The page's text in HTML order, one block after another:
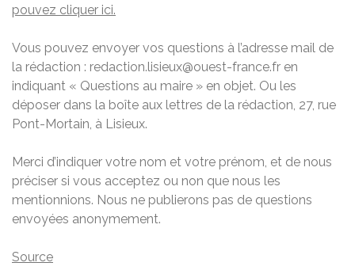
pouvez cliquer ici.
Vous pouvez envoyer vos questions à l’adresse mail de
la rédaction : redaction.lisieux@ouest-france.fr en
indiquant « Questions au maire » en objet. Ou les
déposer dans la boîte aux lettres de la rédaction, 27, rue
Pont-Mortain, à Lisieux.
Merci d’indiquer votre nom et votre prénom, et de nous
préciser si vous acceptez ou non que nous les
mentionnions. Nous ne publierons pas de questions
envoyées anonymement.
Source